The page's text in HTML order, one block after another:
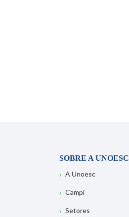
SOBRE A UNOESC
A Unoesc
Campi
Setores